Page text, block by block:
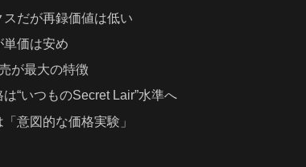
だが再録価値は低い
価は安め
が最大の特徴
“いつものSecret Lair”水準へ
意図的な価格実験」